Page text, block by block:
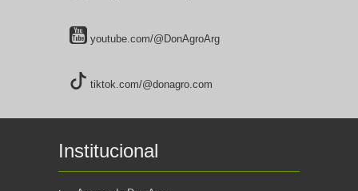
youtube.com/@DonAgroArg
tiktok.com/@donagro.com
Institucional